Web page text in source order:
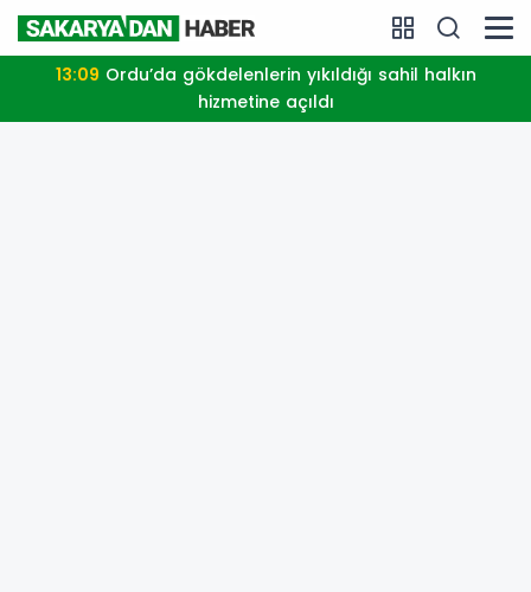
13:09
hizmetine açıldı